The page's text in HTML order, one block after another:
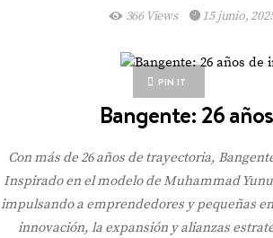
366 Views 15 junio,
PIN IT
Bangente: 26
Con más de 26 años de trayectoria,
Inspirado en el modelo de Muhammad
impulsando a emprendedores y pequeñas
innovación, la expansión y alianzas